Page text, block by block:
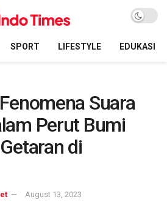
SPORT LIFESTYLE EDUKASI
Suara
Perut Bumi
di
August 13, 2023